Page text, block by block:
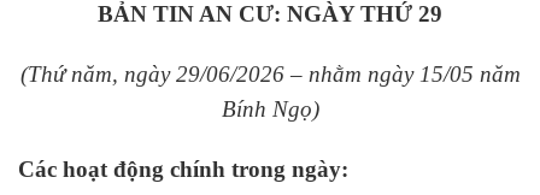
BẢN TIN AN CƯ: NGÀY THỨ 29
(Thứ năm, ngày 29/06/2026 – nhằm ngày 15/05 năm
Bính Ngọ)
Các hoạt động chính trong ngày: